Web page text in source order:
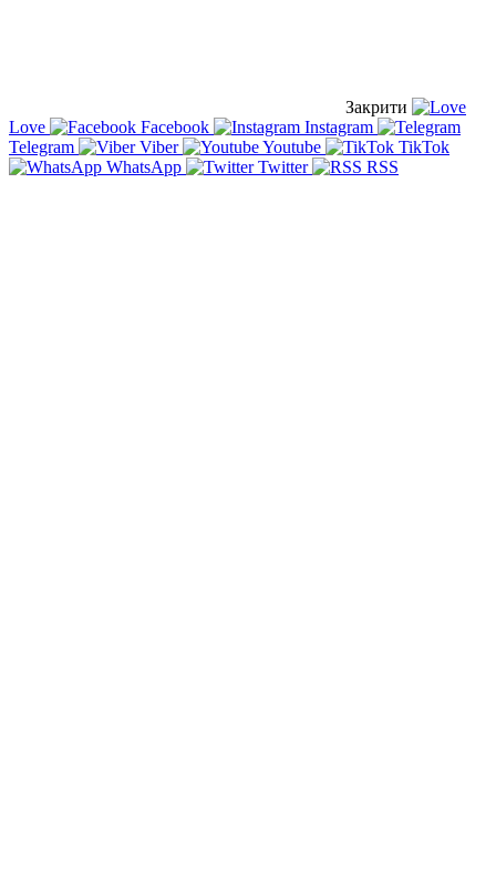
Закрити
Love
Facebook
Instagram
Telegram
Viber Youtube
TikTok
WhatsApp
Twitter RSS